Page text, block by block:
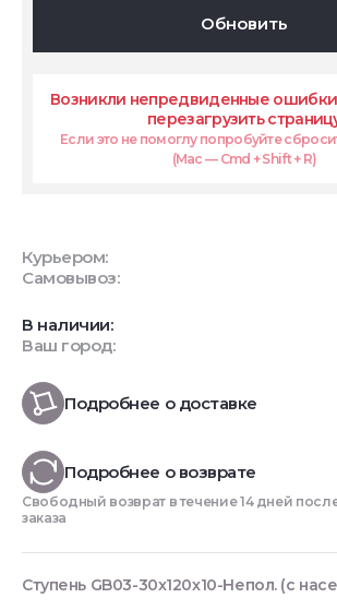
Обновить
Возникли непредвиденные
перезагрузить
Если это не помоглу попробуйте
(Mac — Cmd + Shift + R)
Курьером:
Самовывоз:
В наличии:
Ваш город:
Подробнее о доставке
Подробнее о возврате
Свободный возврат в течение 14 дней
заказа
Ступень GB03-30x120x10-Непол. (с